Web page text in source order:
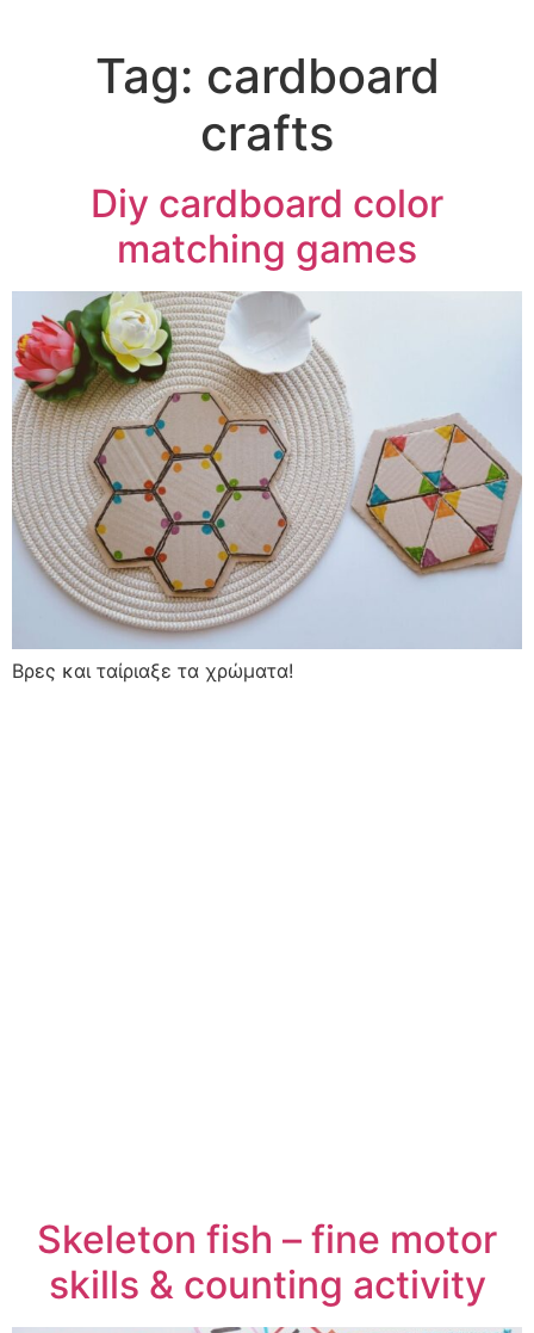
Tag: cardboard
crafts
Diy cardboard color
matching games
Βρες και ταίριαξε τα χρώματα!
Skeleton fish – fine motor
skills & counting activity